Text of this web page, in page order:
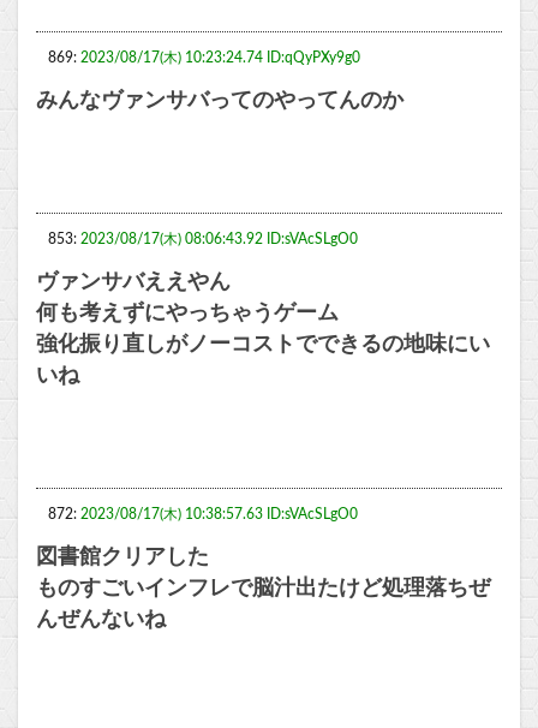
869: 2023/08/17(木) 10:23:24.74 ID:qQyPXy9g0
みんなヴァンサバってのやってんのか
853: 2023/08/17(木) 08:06:43.92 ID:sVAcSLgO0
ヴァンサバええやん
何も考えずにやっちゃうゲーム
強化振り直しがノーコストでできるの地味にい
いね
872: 2023/08/17(木) 10:38:57.63 ID:sVAcSLgO0
図書館クリアした
ものすごいインフレで脳汁出たけど処理落ちぜ
んぜんないね